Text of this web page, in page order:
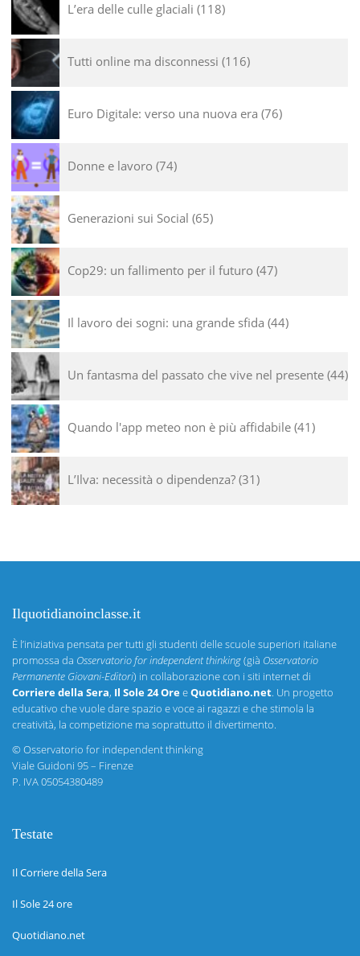
L’era delle culle glaciali 118
Tutti online ma disconnessi 116
Euro Digitale: verso una nuova era 76
Donne e lavoro 74
Generazioni sui Social 65
Cop29: un fallimento per il futuro 47
Il lavoro dei sogni: una grande sfida 44
Un fantasma del passato che vive nel presente 44
Quando l'app meteo non è più affidabile 41
L’Ilva: necessità o dipendenza? 31
Ilquotidianoinclasse.it
È l’iniziativa pensata per tutti gli studenti delle scuole superiori italiane
promossa da Osservatorio for independent thinking(già Osservatorio
Permanente Giovani-Editori) in collaborazione con i siti internet di
Corriere della Sera, Il Sole 24 OreeQuotidiano.net. Un progetto
educativo che vuole dare spazio e voce ai ragazzi e che stimola la
creatività, la competizione ma soprattutto il divertimento.
©Osservatorio for independent thinking
Viale Guidoni 95 – Firenze
P. IVA 05054380489
Testate
Il Corriere della Sera
Il Sole 24 ore
Quotidiano.net